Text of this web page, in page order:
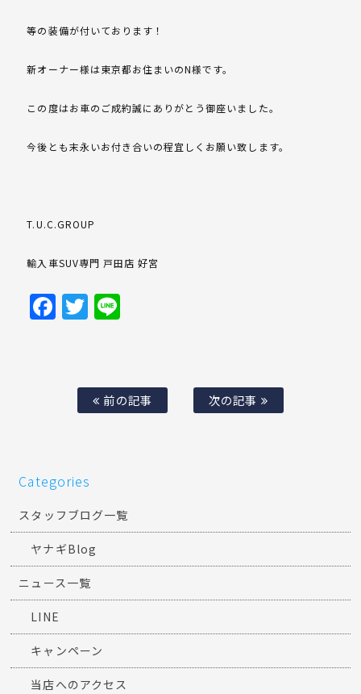
等の装備が付いております！
新オーナー様は東京都お住まいのN様です。
この度はお車のご成約誠にありがとう御座いました。
今後とも末永いお付き合いの程宜しくお願い致します。
T.U.C.GROUP
輸入車SUV専門 戸田店 好宮
Facebook
Twitter
前の記事 次の記事
Categories
スタッフブログ一覧
ヤナギBlog
ニュース一覧
LINE
キャンペーン
当店へのアクセス